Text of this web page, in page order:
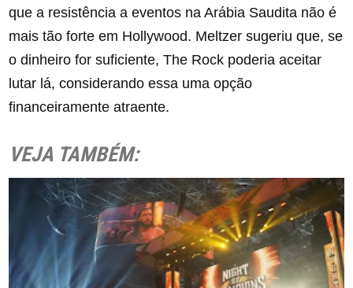
que a resistência a eventos na Arábia Saudita não é
mais tão forte em Hollywood. Meltzer sugeriu que, se
o dinheiro for suficiente, The Rock poderia aceitar
lutar lá, considerando essa uma opção
financeiramente atraente.
VEJA TAMBÉM: